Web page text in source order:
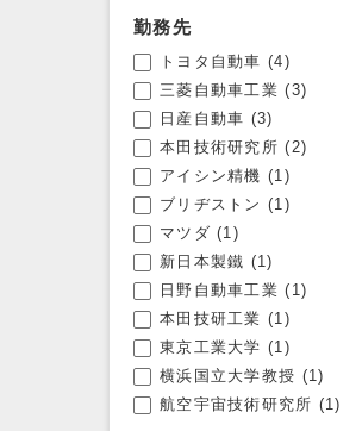
勤務先
トヨタ自動車 (4)
三菱自動車工業 (3)
日産自動車 (3)
本田技術研究所 (2)
アイシン精機 (1)
ブリヂストン (1)
マツダ (1)
新日本製鐵 (1)
日野自動車工業 (1)
本田技研工業 (1)
東京工業大学 (1)
横浜国立大学教授 (1)
航空宇宙技術研究所 (1)